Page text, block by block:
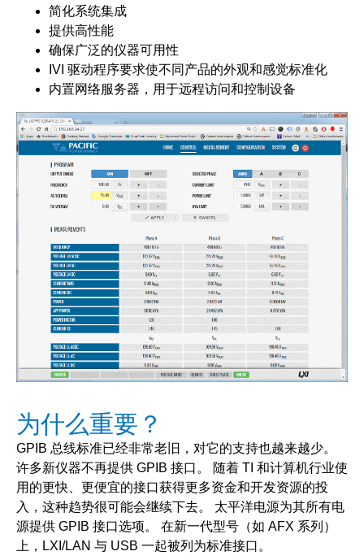
简化系统集成
提供高性能
确保广泛的仪器可用性
IVI 驱动程序要求使不同产品的外观和感觉标准化
内置网络服务器，用于远程访问和控制设备
为什么重要？
GPIB 总线标准已经非常老旧，对它的支持也越来越少。
许多新仪器不再提供 GPIB 接口。 随着 TI 和计算机行业使
用的更快、更便宜的接口获得更多资金和开发资源的投
入，这种趋势很可能会继续下去。 太平洋电源为其所有电
源提供 GPIB 接口选项。 在新一代型号（如 AFX 系列）
上，LXI/LAN 与 USB 一起被列为标准接口。